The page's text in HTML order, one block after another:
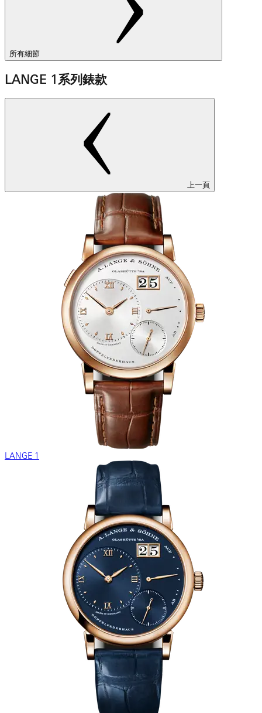
所有細節
LANGE 1系列錶款
上一頁
LANGE 1